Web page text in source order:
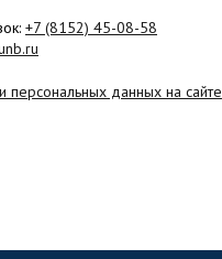
+7 (8152) 45-08-58
персональных данных на сайте